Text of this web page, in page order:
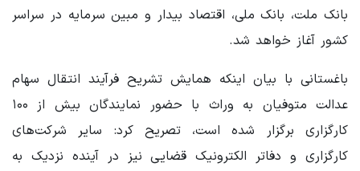
بانک ملت، بانک ملی، اقتصاد بیدار و مبین سرمایه در سراسر
کشور آغاز خواهد شد.
باغستانی با بیان اینکه همایش تشریح فرآیند انتقال سهام
عدالت متوفیان به وراث با حضور نمایندگان بیش از ۱۰۰
کارگزاری برگزار شده است، تصریح کرد: سایر شرکت‌های
کارگزاری و دفاتر الکترونیک قضایی نیز در آینده نزدیک به